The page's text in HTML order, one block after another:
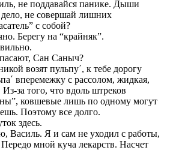
не поддавайся панике. Дыши
дело, не совершай лишних
с собой?
Берегу на “крайняк”.
Сан Саныч?
возят пульпу´, к тебе дорогу
вперемежку с рассолом, жидкая,
Из-за того, что вдоль штреков
ковшевые лишь по одному могут
Поэтому все долго.
здесь.
Василь. Я и сам не уходил с работы,
мной куча лекарств. Насчет